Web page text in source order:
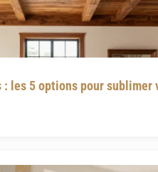
: les 5 options pour sublimer